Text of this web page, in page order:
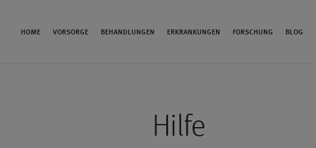
HOME VORSORGE BEHANDLUNGEN ERKRANKUNGEN FORSCHUNG BLOG
Hilfe